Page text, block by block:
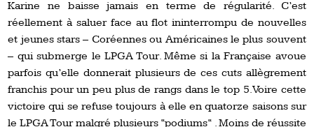
Karine ne baisse jamais en terme de régularité. C’est
réellement à saluer face au flot ininterrompu de nouvelles
et jeunes stars – Coréennes ou Américaines le plus souvent
– qui submerge le LPGA Tour. Même si la Française avoue
parfois qu’elle donnerait plusieurs de ces cuts allègrement
franchis pour un peu plus de rangs dans le top 5. Voire cette
victoire qui se refuse toujours à elle en quatorze saisons sur
le LPGA Tour malgré plusieurs “podiums“ . Moins de réussite